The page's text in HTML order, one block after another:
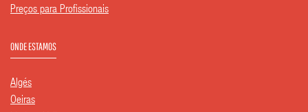
Preços para Profissionais
ONDE ESTAMOS
Algés
Oeiras